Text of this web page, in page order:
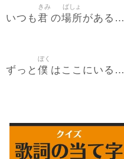
いつも君
きみ
の場所
ばしょ
がある…
ずっと 僕
ぼく
はここにいる…